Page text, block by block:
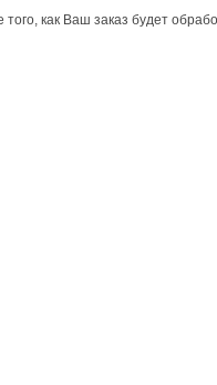
как Ваш заказ будет